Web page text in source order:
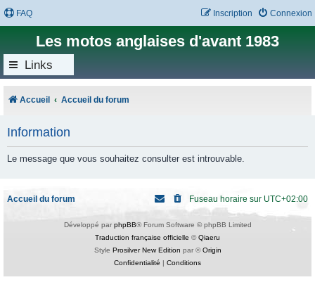
FAQ Connexion
Inscription
Les motos anglaises d'avant 1983
Links
Accueil Accueil du forum
Information
Le message que vous souhaitez consulter est introuvable.
Accueil du forum Fuseau horaire sur UTC+02:00
Développé par phpBB® Forum Software © phpBB Limited
Traduction française officielle ©Qiaeru
Style Prosilver New Edition par ©Origin
Confidentialité | Conditions